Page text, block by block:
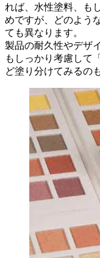
れば、水性塗料、も
めですが、どのよう
ても異なります。
製品の耐久性やデザ
もしっかり考慮して
ど塗り分けてみるの